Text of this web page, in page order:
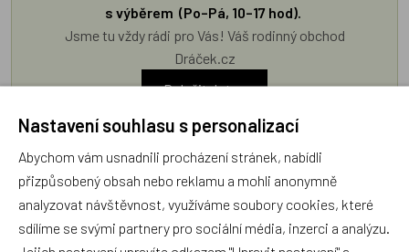
s výběrem (Po–Pá, 10–17 hod).
Jsme tu vždy rádi pro Vás! Váš rodinný obchod
Dráček.cz
Položit dotaz
Recenze v detailu produktu a texty od zákazníků v poradně
odrážejí výhradně názory a stanoviska zákazníků. Provozovatel
e-shopu Dráček.cz texty zákazníků předem neschvaluje ani
neověřuje.
Nastavení souhlasu s personalizací
Abychom vám usnadnili procházení stránek, nabídli
přizpůsobený obsah nebo reklamu a mohli anonymně
analyzovat návštěvnost, využíváme soubory cookies, které
sdílíme se svými partnery pro sociální média, inzerci a analýzu.